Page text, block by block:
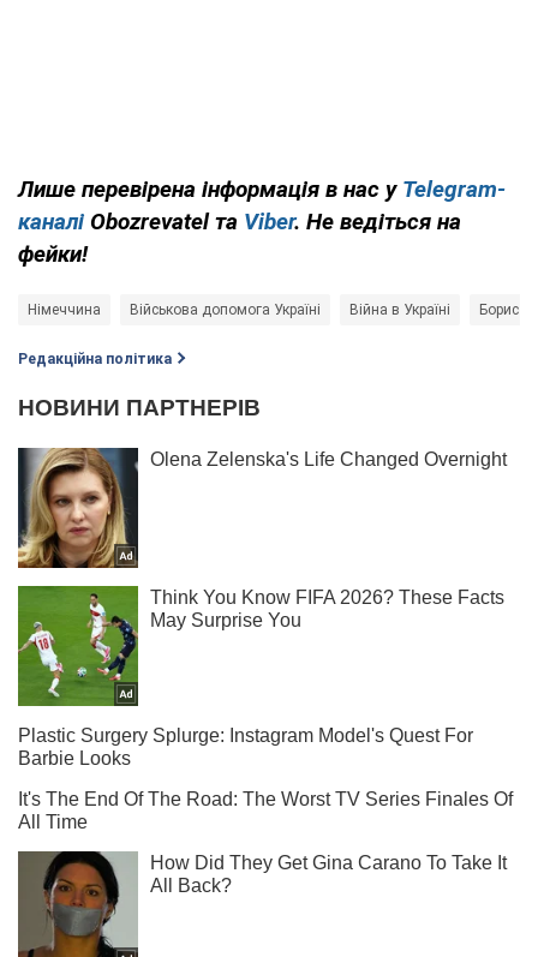
Лише перевірена інформація в нас у Telegram-
каналі Obozrevatel та Viber. Не ведіться на
фейки!
Німеччина Військова допомога Україні Війна в Україні Борис
Редакційна політика